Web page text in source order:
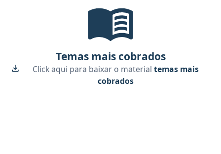
Temas mais cobrados
Click aqui para baixar o material temas mais
cobrados